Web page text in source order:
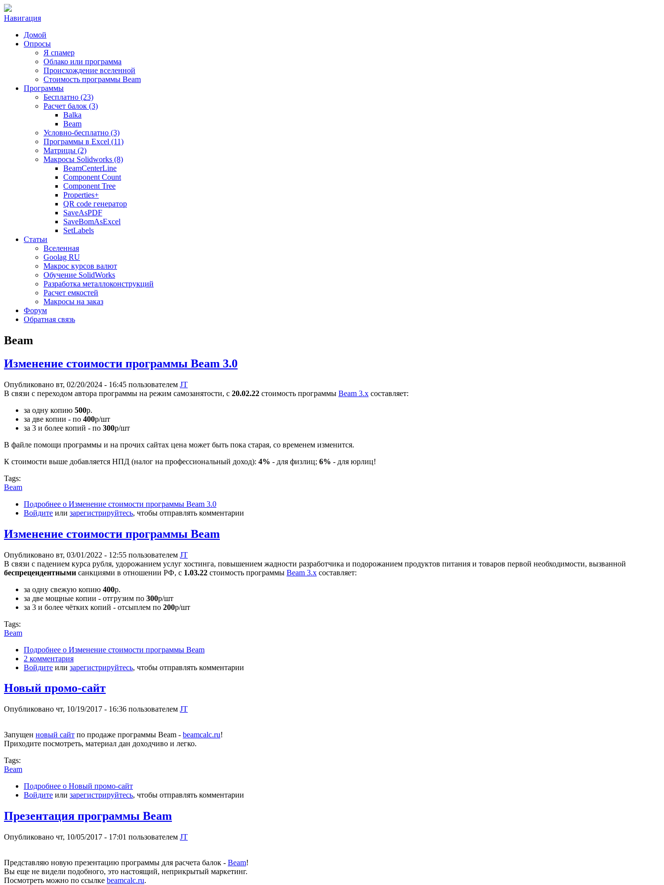
Навигация
Домой
Опросы
Я спамер
Облако или программа
Происхождение вселенной
Стоимость программы Beam
Программы
Бесплатно (23)
Расчет балок (3)
Balka
Beam
Условно-бесплатно (3)
Программы в Excel (11)
Матрицы (2)
Макросы Solidworks (8)
BeamCenterLine
Component Count
Component Tree
Properties+
QR code генератор
SaveAsPDF
SaveBomAsExcel
SetLabels
Статьи
Вселенная
Goolag RU
Макрос курсов валют
Обучение SolidWorks
Разработка металлоконструкций
Расчет емкостей
Макросы на заказ
Форум
Обратная связь
Beam
Изменение стоимости программы Beam 3.0
Опубликовано вт, 02/20/2024 - 16:45 пользователем JT
В связи с переходом автора программы на режим самозанятости, с 20.02.22 стоимость программы Beam 3.х составляет:
за одну копию 500р.
за две копии - по 400р/шт
за 3 и более копий - по 300р/шт
В файле помощи программы и на прочих сайтах цена может быть пока старая, со временем изменится.
К стоимости выше добавляется НПД (налог на профессиональный доход): 4% - для физлиц; 6% - для юрлиц!
Tags:
Beam
Подробнее о Изменение стоимости программы Beam 3.0
Войдите или зарегистрируйтесь, чтобы отправлять комментарии
Изменение стоимости программы Beam
Опубликовано вт, 03/01/2022 - 12:55 пользователем JT
В связи с падением курса рубля, удорожанием услуг хостинга, повышением жадности разработчика и подорожанием продуктов питания и товаров первой необходимости, вызванной
беспрецендентными санкциями в отношении РФ, с 1.03.22 стоимость программы Beam 3.х составляет:
за одну свежую копию 400р.
за две мощные копии - отгрузим по 300р/шт
за 3 и более чётких копий - отсыплем по 200р/шт
Tags:
Beam
Подробнее о Изменение стоимости программы Beam
2 комментария
Войдите или зарегистрируйтесь, чтобы отправлять комментарии
Новый промо-сайт
Опубликовано чт, 10/19/2017 - 16:36 пользователем JT
Запущен новый сайт по продаже программы Beam - beamcalc.ru!
Приходите посмотреть, материал дан доходчиво и легко.
Tags:
Beam
Подробнее о Новый промо-сайт
Войдите или зарегистрируйтесь, чтобы отправлять комментарии
Презентация программы Beam
Опубликовано чт, 10/05/2017 - 17:01 пользователем JT
Представляю новую презентацию программы для расчета балок - Beam!
Вы еще не видели подобного, это настоящий, неприкрытый маркетинг.
Посмотреть можно по ссылке beamcalc.ru.